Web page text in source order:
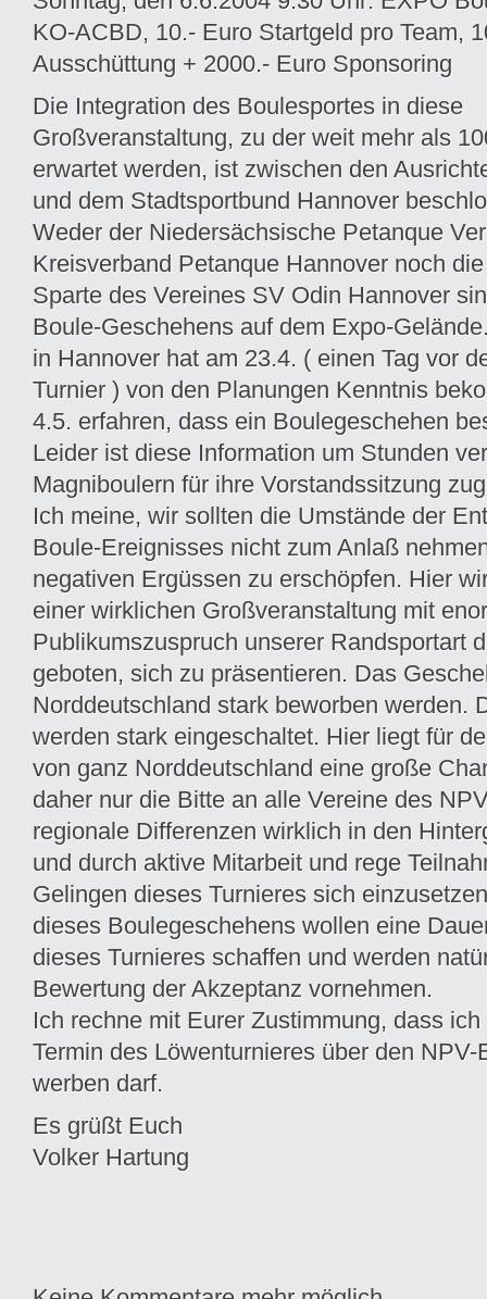
KO-ACBD, 10.- Euro Startgeld pro Team,
Ausschüttung + 2000.- Euro Sponsoring
Die Integration des Boulesportes in diese
Großveranstaltung, zu der weit mehr als
erwartet werden, ist zwischen den
und dem Stadtsportbund Hannover
Weder der Niedersächsische Petanque
Kreisverband Petanque Hannover noch
Sparte des Vereines SV Odin Hannover
Boule-Geschehens auf dem Expo-
in Hannover hat am 23.4. ( einen Tag vor
Turnier ) von den Planungen Kenntnis
4.5. erfahren, dass ein Boulegeschehen
Leider ist diese Information um Stunden
Magniboulern für ihre Vorstandssitzung
Ich meine, wir sollten die Umstände der
Boule-Ereignisses nicht zum Anlaß
negativen Ergüssen zu erschöpfen. Hier
einer wirklichen Großveranstaltung mit
Publikumszuspruch unserer Randsportart
geboten, sich zu präsentieren. Das
Norddeutschland stark beworben werden.
werden stark eingeschaltet. Hier liegt für
von ganz Norddeutschland eine große
daher nur die Bitte an alle Vereine des
regionale Differenzen wirklich in den
und durch aktive Mitarbeit und rege
Gelingen dieses Turnieres sich
dieses Boulegeschehens wollen eine
dieses Turnieres schaffen und werden
Bewertung der Akzeptanz vornehmen.
Ich rechne mit Eurer Zustimmung, dass
Termin des Löwenturnieres über den NPV-
werben darf.
Es grüßt Euch
Volker Hartung